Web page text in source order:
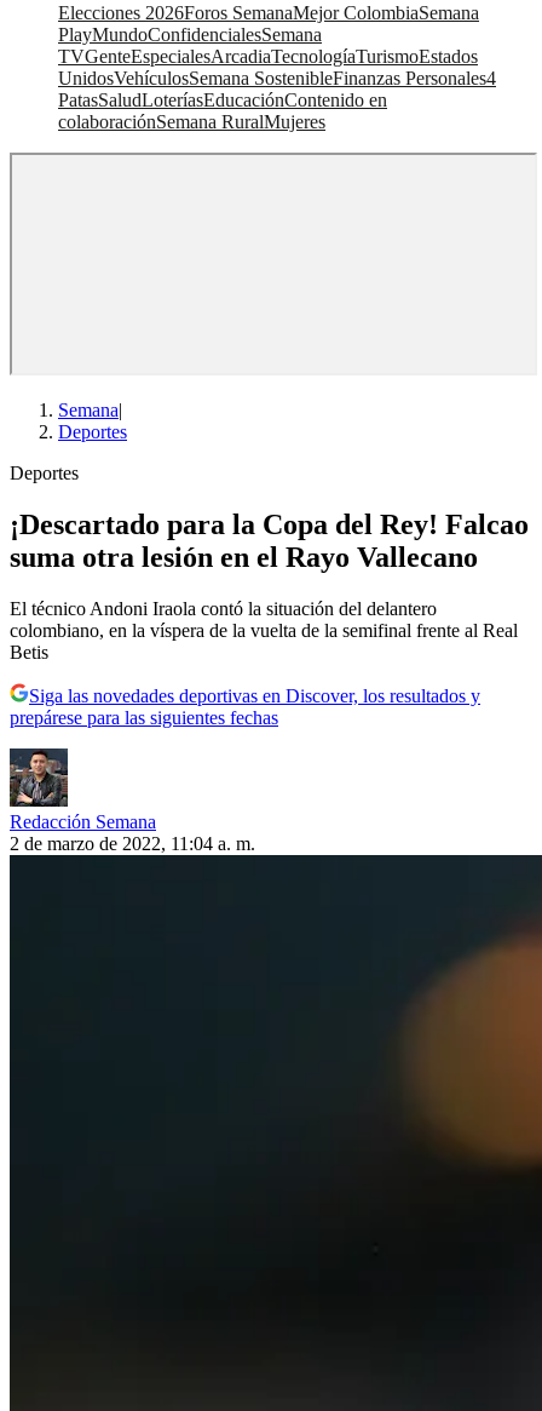
Elecciones 2026Foros SemanaMejor ColombiaSemana
PlayMundoConfidencialesSemana
TVGenteEspecialesArcadiaTecnologíaTurismoEstados
UnidosVehículosSemana SostenibleFinanzas Personales4
PatasSaludLoteríasEducaciónContenido en
colaboraciónSemana RuralMujeres
Semana|
Deportes
Deportes
¡Descartado para la Copa del Rey! Falcao
suma otra lesión en el Rayo Vallecano
El técnico Andoni Iraola contó la situación del delantero
colombiano, en la víspera de la vuelta de la semifinal frente al Real
Betis
Siga las novedades deportivas en Discover, los resultados y
prepárese para las siguientes fechas
Redacción Semana
2 de marzo de 2022, 11:04 a. m.